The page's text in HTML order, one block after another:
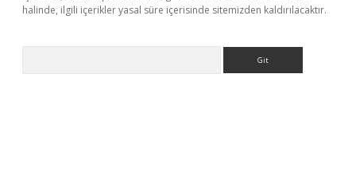
halinde, ilgili içerikler yasal süre içerisinde sitemizden kaldırılacaktır.